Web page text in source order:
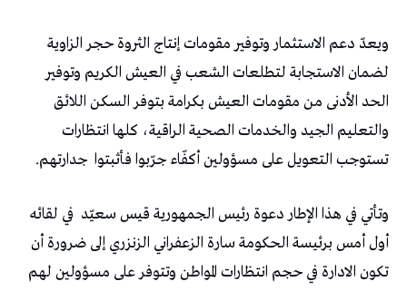
ويعدّ دعم الاستثمار وتوفير مقومات إنتاج الثروة حجر الزاوية
لضمان الاستجابة لتطلعات الشعب في العيش الكريم وتوفير
الحد الأدنى من مقومات العيش بكرامة بتوفر السكن اللائق
والتعليم الجيد والخدمات الصحية الراقية، كلها انتظارات
تستوجب التعويل على مسؤولين أكفّاء جرّبوا فأثبتوا جدارتهم.
وتأتي في هذا الإطار دعوة رئيس الجمهورية قيس سعيّد في لقائه
أول أمس برئيسة الحكومة سارة الزعفراني الزنزري إلى ضرورة أن
تكون الادارة في حجم انتظارات المواطن وتتوفر على مسؤولين لهم